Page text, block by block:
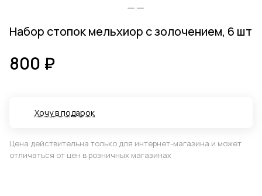
Набор стопок мельхиор с золочением, 6 шт
800 ₽
Хочу в подарок
Цена действительна только для интернет-магазина и может
отличаться от цен в розничных магазинах